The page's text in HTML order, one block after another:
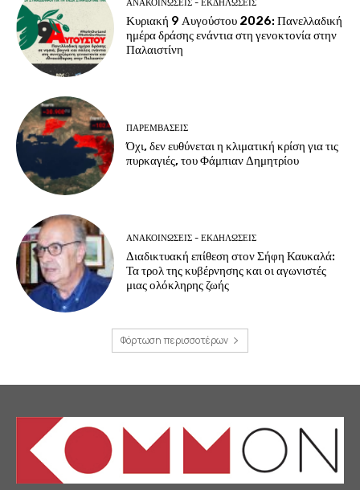
ΑΝΑΚΟΙΝΩΣΕΙΣ - ΕΚΔΗΛΩΣΕΙΣ
Κυριακή 9 Αυγούστου 2026: Πανελλαδική
ημέρα δράσης ενάντια στη γενοκτονία στην
Παλαιστίνη
ΠΑΡΕΜΒΑΣΕΙΣ
Όχι, δεν ευθύνεται η κλιματική κρίση για τις
πυρκαγιές, του Φάμπιαν Δημητρίου
ΑΝΑΚΟΙΝΩΣΕΙΣ - ΕΚΔΗΛΩΣΕΙΣ
Διαδικτυακή επίθεση στον Σήφη Καυκαλά:
Τα τρολ της κυβέρνησης και οι αγωνιστές
μιας ολόκληρης ζωής
Φόρτωση περισσοτέρων